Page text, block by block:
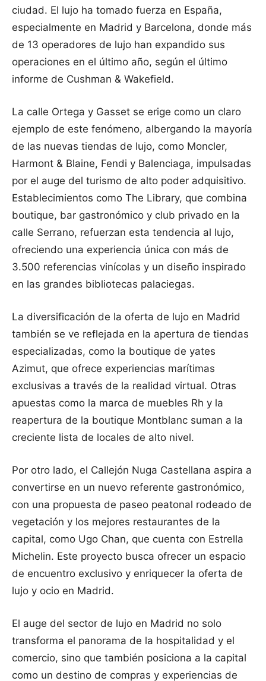
ciudad. El lujo ha tomado fuerza en España,
especialmente en Madrid y Barcelona, donde más
de 13 operadores de lujo han expandido sus
operaciones en el último año, según el último
informe de Cushman & Wakefield.
La calle Ortega y Gasset se erige como un claro
ejemplo de este fenómeno, albergando la mayoría
de las nuevas tiendas de lujo, como Moncler,
Harmont & Blaine, Fendi y Balenciaga, impulsadas
por el auge del turismo de alto poder adquisitivo.
Establecimientos como The Library, que combina
boutique, bar gastronómico y club privado en la
calle Serrano, refuerzan esta tendencia al lujo,
ofreciendo una experiencia única con más de
3.500 referencias vinícolas y un diseño inspirado
en las grandes bibliotecas palaciegas.
La diversificación de la oferta de lujo en Madrid
también se ve reflejada en la apertura de tiendas
especializadas, como la boutique de yates
Azimut, que ofrece experiencias marítimas
exclusivas a través de la realidad virtual. Otras
apuestas como la marca de muebles Rh y la
reapertura de la boutique Montblanc suman a la
creciente lista de locales de alto nivel.
Por otro lado, el Callejón Nuga Castellana aspira a
convertirse en un nuevo referente gastronómico,
con una propuesta de paseo peatonal rodeado de
vegetación y los mejores restaurantes de la
capital, como Ugo Chan, que cuenta con Estrella
Michelin. Este proyecto busca ofrecer un espacio
de encuentro exclusivo y enriquecer la oferta de
lujo y ocio en Madrid.
El auge del sector de lujo en Madrid no solo
transforma el panorama de la hospitalidad y el
comercio, sino que también posiciona a la capital
como un destino de compras y experiencias de